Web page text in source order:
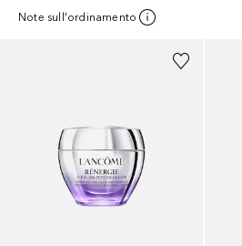
Note sull'ordinamentoSponsorizzato